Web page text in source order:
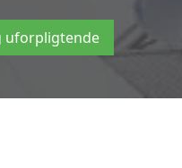
uforpligtende